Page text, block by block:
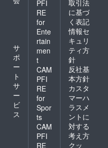
サ
ポ
ー
ト
サ
ー
ビ
ス
PFI
RE
for
Ente
rtain
men
t
CAM
PFI
RE
for
Spor
ts
CAM
PFI
RE
取引法
に基づ
く表記
情報セ
キュリ
ティ方
針
反社基
本方針
カスタ
マーハ
ラスメ
ントに
対する
考え方
クッ